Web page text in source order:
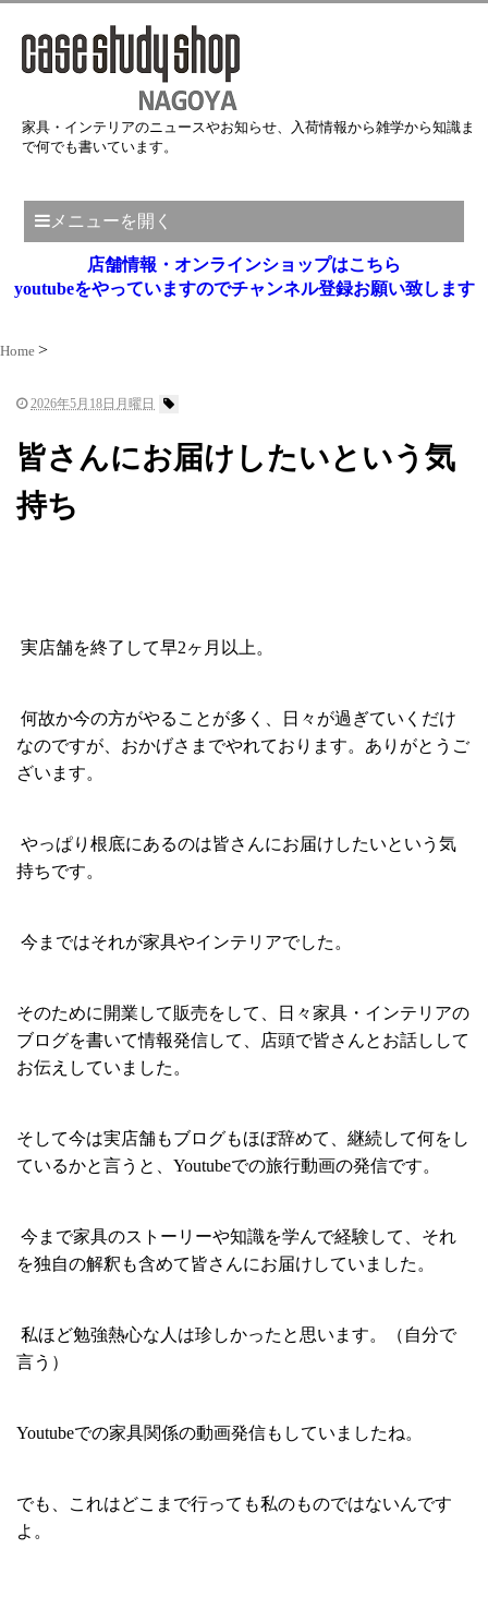
家具・インテリアのニュースやお知らせ、入荷情報から雑学から知識ま
で何でも書いています。
メニューを開く
店舗情報・オンラインショップはこちら
youtubeをやっていますのでチャンネル登録お願い致します
Home
2026年5月18日月曜日
皆さんにお届けしたいという気
持ち
実店舗を終了して早2ヶ月以上。
何故か今の方がやることが多く、日々が過ぎていくだけ
なのですが、おかげさまでやれております。ありがとうご
ざいます。
やっぱり根底にあるのは皆さんにお届けしたいという気
持ちです。
今まではそれが家具やインテリアでした。
そのために開業して販売をして、日々家具・インテリアの
ブログを書いて情報発信して、店頭で皆さんとお話しして
お伝えしていました。
そして今は実店舗もブログもほぼ辞めて、継続して何をし
ているかと言うと、Youtubeでの旅行動画の発信です。
今まで家具のストーリーや知識を学んで経験して、それ
を独自の解釈も含めて皆さんにお届けしていました。
私ほど勉強熱心な人は珍しかったと思います。（自分で
言う）
Youtubeでの家具関係の動画発信もしていましたね。
でも、これはどこまで行っても私のものではないんです
よ。